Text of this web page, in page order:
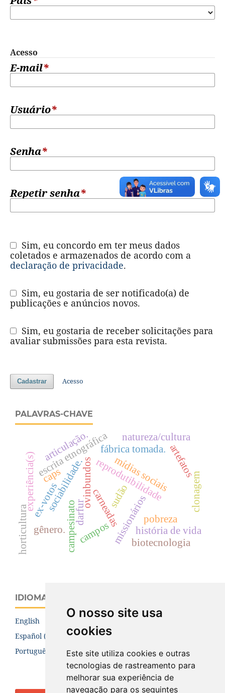
O nosso site usa
cookies
Este site utiliza cookies e outras
tecnologias de rastreamento para
melhorar sua experiência de
navegação para os seguintes
Acesso
E-mail*
Usuário*
Senha*
Repetir senha*
coletados e armazenados de acordo com a
declaração de privacidade.
publicações e anúncios novos.
avaliar submissões para esta revista.
Cadastrar Acesso
PALAVRAS-CHAVE
mídias sociais
reprodutibilidade
ovinbundos
missionários
sociabilidade.
campesinato carneadas
escrita etnográfica
ex-votos sudão
fábrica tomada.
experiência(s)
história de vida
articulação.
campos
darfur
pobreza
gênero.
natureza/cultura
clonagem
biotecnologia
horticultura
artefatos
caps
IDIOMA
English
Español (España)
Português (Brasil)